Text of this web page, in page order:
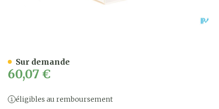
60,07 €
éligibles au remboursement
Sur demande